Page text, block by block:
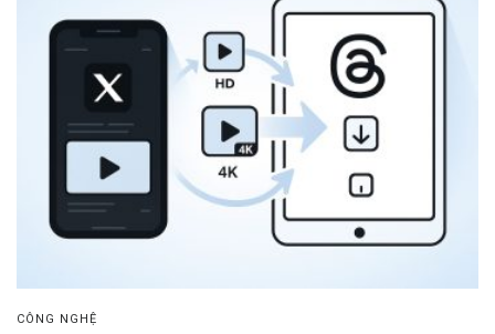
CÔNG NGHỆ